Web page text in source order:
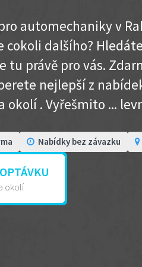
automechaniky v
dalšího?
tu právě pro vás.
nejlepší z
okolí . Vyřešmito ...
Nabídky bez závazku
okolí